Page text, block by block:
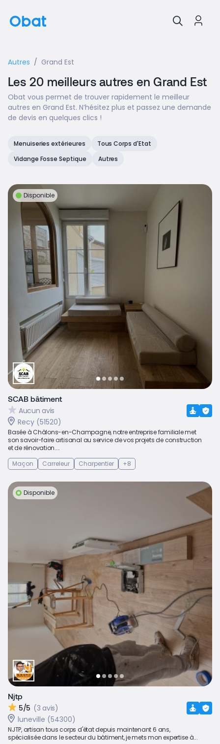
Autres Grand Est
Les 20 meilleurs autres en Grand Est
Obat vous permet de trouver rapidement le meilleur
autres en Grand Est. N’hésitez plus et passez une demande
de devis en quelques clics !
Menuiseries extérieures
Tous Corps d'Etat
Vidange Fosse Septique
Autres
Disponible
SCAB bâtiment
Aucun avis
Recy (51520)
Basée à Châlons-en-Champagne, notre entreprise familiale met
son savoir-faire artisanal au service de vos projets de construction
et de rénovation....
Maçon
Carreleur Charpentier +8
Disponible
Njtp
5/5 (3 avis)
luneville (54300)
NJTP, artisan tous corps d'état depuis maintenant 6 ans,
spécialisée dans le secteur du bâtiment, je mets mon expertise à...